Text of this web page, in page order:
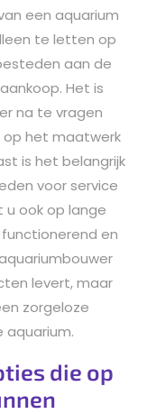
een aquarium
te letten op
aan de
Het is
na te vragen
op het maatwerk
is het belangrijk
voor service
u ook op lange
en
levert, maar
zorgeloze
die op